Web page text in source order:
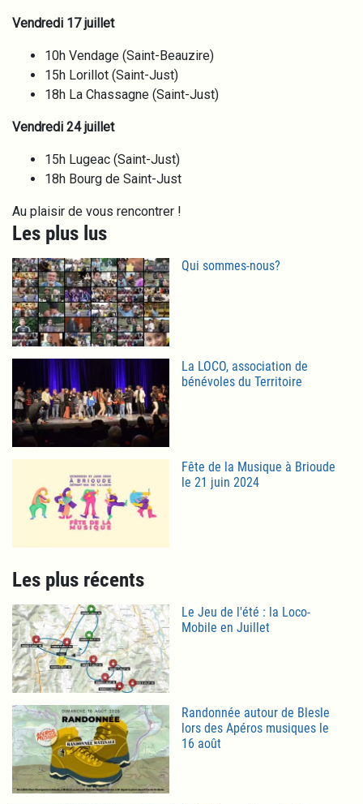
Vendredi 17 juillet
10h Vendage (Saint-Beauzire)
15h Lorillot (Saint-Just)
18h La Chassagne (Saint-Just)
Vendredi 24 juillet
15h Lugeac (Saint-Just)
18h Bourg de Saint-Just
Au plaisir de vous rencontrer !
Les plus lus
Qui sommes-nous?
La LOCO, association de
bénévoles du Territoire
Fête de la Musique à Brioude
le 21 juin 2024
Les plus récents
Le Jeu de l'été : la Loco-
Mobile en Juillet
Randonnée autour de Blesle
lors des Apéros musiques le
16 août